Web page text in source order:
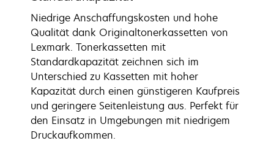
Niedrige Anschaffungskosten und hohe
Qualität dank Originaltonerkassetten von
Lexmark. Tonerkassetten mit
Standardkapazität zeichnen sich im
Unterschied zu Kassetten mit hoher
Kapazität durch einen günstigeren Kaufpreis
und geringere Seitenleistung aus. Perfekt für
den Einsatz in Umgebungen mit niedrigem
Druckaufkommen.